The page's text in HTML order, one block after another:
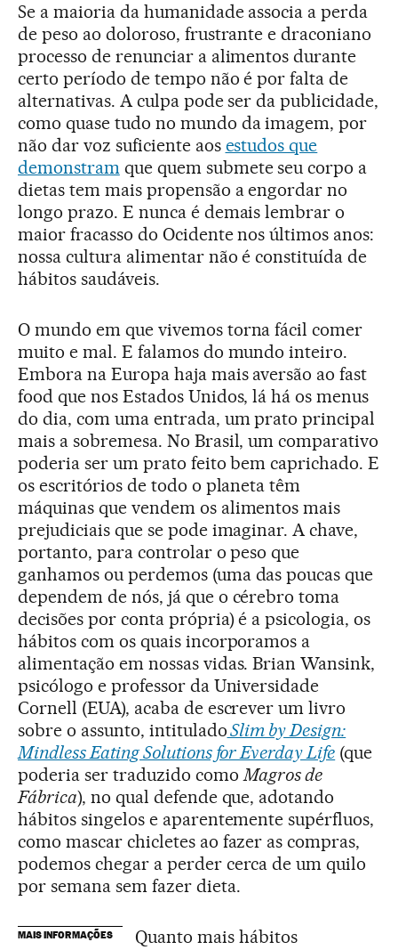
Se a maioria da humanidade associa a perda
de peso ao doloroso, frustrante e draconiano
processo de renunciar a alimentos durante
certo período de tempo não é por falta de
alternativas. A culpa pode ser da publicidade,
como quase tudo no mundo da imagem, por
não dar voz suficiente aos estudos que
demonstramque quem submete seu corpo a
dietas tem mais propensão a engordar no
longo prazo. E nunca é demais lembrar o
maior fracasso do Ocidente nos últimos anos:
nossa cultura alimentar não é constituída de
hábitos saudáveis.
O mundo em que vivemos torna fácil comer
muito e mal. E falamos do mundo inteiro.
Embora na Europa haja mais aversão ao fast
food que nos Estados Unidos, lá há os menus
do dia, com uma entrada, um prato principal
mais a sobremesa. No Brasil, um comparativo
poderia ser um prato feito bem caprichado. E
os escritórios de todo o planeta têm
máquinas que vendem os alimentos mais
prejudiciais que se pode imaginar. A chave,
portanto, para controlar o peso que
ganhamos ou perdemos (uma das poucas que
dependem de nós, já que o cérebro toma
decisões por conta própria) é a psicologia, os
hábitos com os quais incorporamos a
alimentação em nossas vidas. Brian Wansink,
psicólogo e professor da Universidade
Cornell (EUA), acaba de escrever um livro
sobre o assunto, intituladoSlim by Design:
Mindless Eating Solutions for Everday Life (que
poderia ser traduzido comoMagros de
Fábrica), no qual defende que, adotando
hábitos singelos e aparentemente supérfluos,
como mascar chicletes ao fazer as compras,
podemos chegar a perder cerca de um quilo
por semana sem fazer dieta.
MAIS INFORMAÇÕES
Quanto mais hábitos